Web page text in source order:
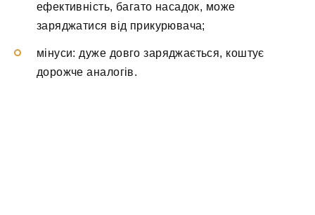
ефективність, багато насадок, може
заряджатися від прикурювача;
мінуси: дуже довго заряджається, коштує
дорожче аналогів.